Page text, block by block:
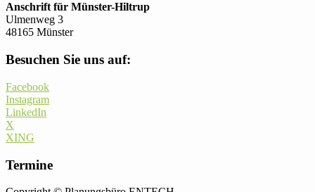
Anschrift für Münster-Hiltrup
Ulmenweg 3
48165 Münster
Besuchen Sie uns auf:
Facebook
Instagram
LinkedIn
X
XING
Termine